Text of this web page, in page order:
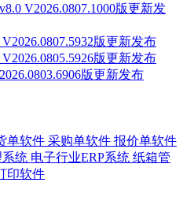
V2026.0807.1000版更新发
版更新发布
版更新发布
版更新发布
单软件 采购单软件 报价单软件
系统 电子行业ERP系统 纸箱管
印软件